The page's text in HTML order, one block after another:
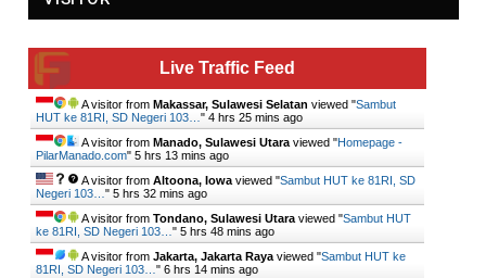
Live Traffic Feed
A visitor from Makassar, Sulawesi Selatan viewed "Sambut
HUT ke 81RI, SD Negeri 103… " 4 hrs 25 mins ago
A visitor from Manado, Sulawesi Utara viewed "Homepage -
PilarManado.com" 5 hrs 13 mins ago
A visitor from Altoona, Iowa viewed "Sambut HUT ke 81RI, SD
Negeri 103… " 5 hrs 32 mins ago
A visitor from Tondano, Sulawesi Utara viewed "Sambut HUT
ke 81RI, SD Negeri 103… " 5 hrs 48 mins ago
A visitor from Jakarta, Jakarta Raya viewed "Sambut HUT ke
81RI, SD Negeri 103… " 6 hrs 14 mins ago